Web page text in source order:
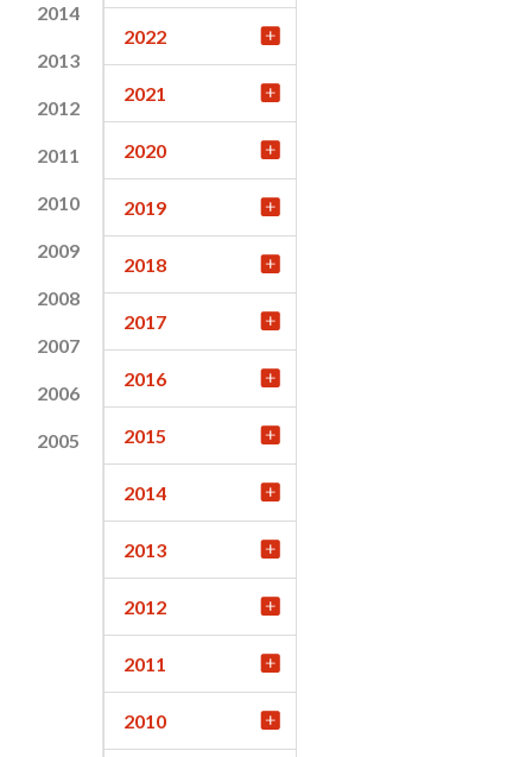
2014
2013
2012
2011
2010
2009
2008
2007
2006
2005
2022
2021
2020
2019
2018
2017
2016
2015
2014
2013
2012
2011
2010